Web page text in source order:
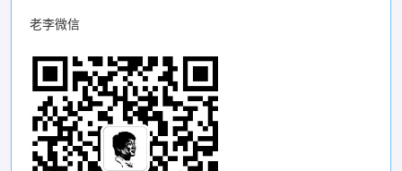
老李微信